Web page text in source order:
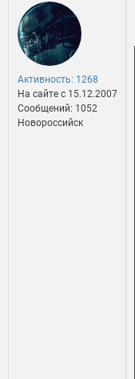
Активность: 1268
На сайте c 15.12.2007
Сообщений: 1052
Новороссийск